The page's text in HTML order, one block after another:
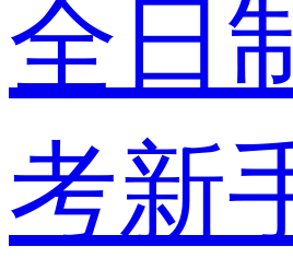
全日
考新